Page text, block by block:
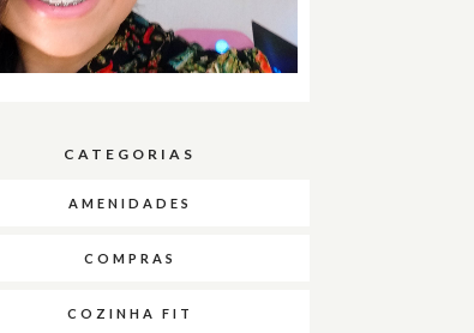
CATEGORIAS
AMENIDADES
COMPRAS
COZINHA FIT